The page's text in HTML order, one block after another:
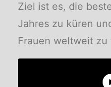
Ziel ist es, die
Jahres zu küren
Frauen weltweit zu